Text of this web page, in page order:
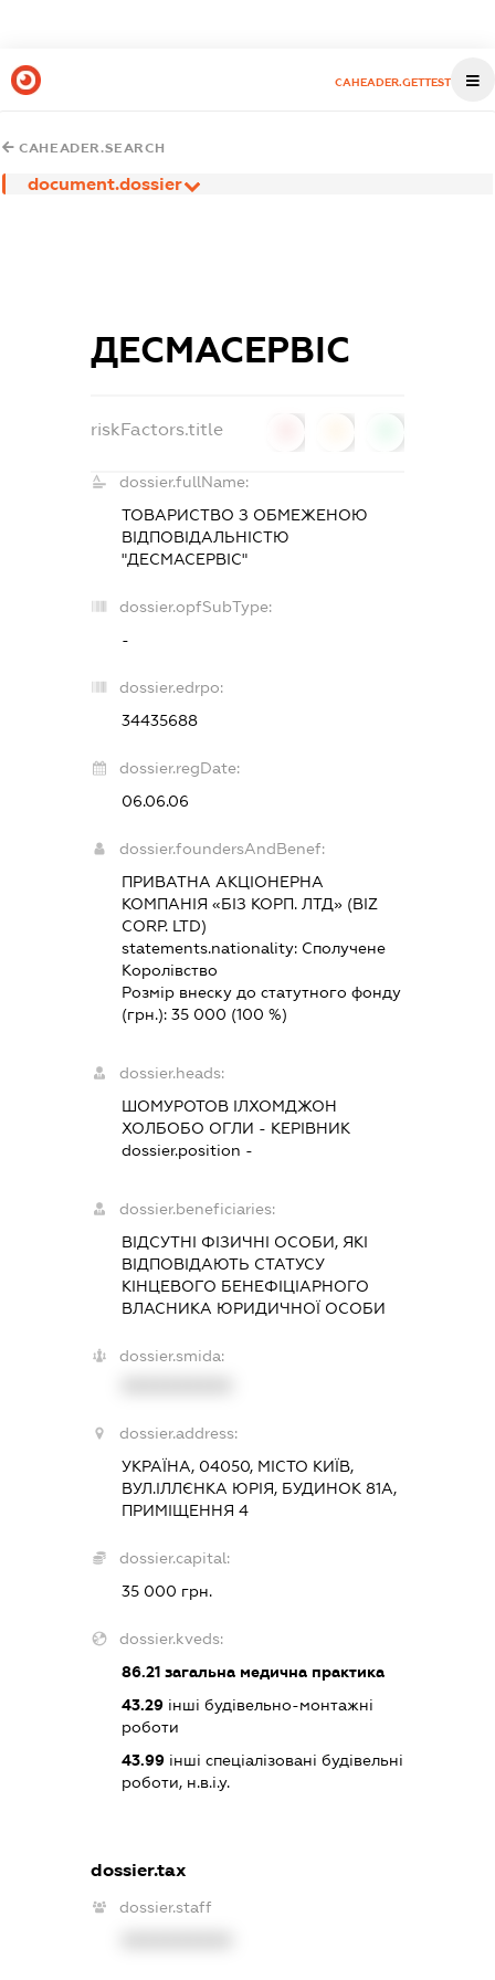
CAHEADER.GETTEST
CAHEADER.SEARCH
document.dossier
ДЕСМАСЕРВІС
riskFactors.title
dossier.fullName:
ТОВАРИСТВО З ОБМЕЖЕНОЮ
ВІДПОВІДАЛЬНІСТЮ
"ДЕСМАСЕРВІС"
dossier.opfSubType:
-
dossier.edrpo:
34435688
dossier.regDate:
06.06.06
dossier.foundersAndBenef:
ПРИВАТНА АКЦІОНЕРНА
КОМПАНІЯ «БІЗ КОРП. ЛТД» (BIZ
CORP. LTD)
statements.nationality: Сполучене
Королівство
Розмір внеску до статутного фонду
(грн.): 35 000 (100 %)
dossier.heads:
ШОМУРОТОВ ІЛХОМДЖОН
ХОЛБОБО ОГЛИ - КЕРІВНИК
dossier.position -
dossier.beneficiaries:
ВІДСУТНІ ФІЗИЧНІ ОСОБИ, ЯКІ
ВІДПОВІДАЮТЬ СТАТУСУ
КІНЦЕВОГО БЕНЕФІЦІАРНОГО
ВЛАСНИКА ЮРИДИЧНОЇ ОСОБИ
dossier.smida:
dossier.address:
УКРАЇНА, 04050, МІСТО КИЇВ,
ВУЛ.ІЛЛЄНКА ЮРІЯ, БУДИНОК 81А,
ПРИМІЩЕННЯ 4
dossier.capital:
35 000 грн.
dossier.kveds:
86.21загальна медична практика
43.29інші будівельно-монтажні
роботи
43.99інші спеціалізовані будівельні
роботи, н.в.і.у.
dossier.tax
dossier.staff